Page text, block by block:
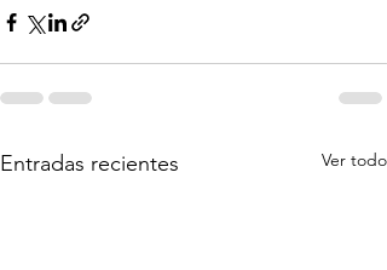
Entradas recientes Ver todo